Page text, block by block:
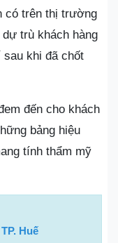
có trên thị trường
trù khách hàng
sau khi đã chốt
đến cho khách
bảng hiệu
tính thẩm mỹ
Huế